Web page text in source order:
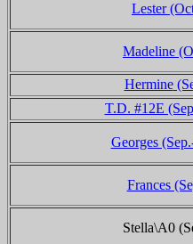
Lester
Madeline
Hermine
T.D. #12E
Georges
Frances
Stella\A0